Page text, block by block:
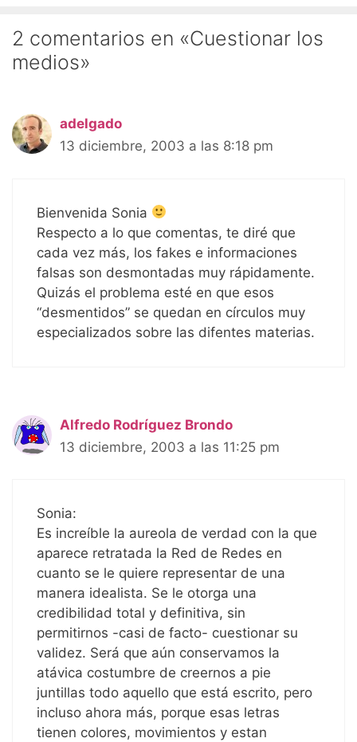
2 comentarios en «Cuestionar los
medios»
adelgado
13 diciembre, 2003 a las 8:18 pm
Bienvenida Sonia
Respecto a lo que comentas, te diré que
cada vez más, los fakes e informaciones
falsas son desmontadas muy rápidamente.
Quizás el problema esté en que esos
“desmentidos” se quedan en círculos muy
especializados sobre las difentes materias.
Alfredo Rodríguez Brondo
13 diciembre, 2003 a las 11:25 pm
Sonia:
Es increíble la aureola de verdad con la que
aparece retratada la Red de Redes en
cuanto se le quiere representar de una
manera idealista. Se le otorga una
credibilidad total y definitiva, sin
permitirnos -casi de facto- cuestionar su
validez. Será que aún conservamos la
atávica costumbre de creernos a pie
juntillas todo aquello que está escrito, pero
incluso ahora más, porque esas letras
tienen colores, movimientos y estan